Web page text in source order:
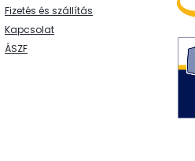
Fizetés és szállítás
Kapcsolat
ÁSZF